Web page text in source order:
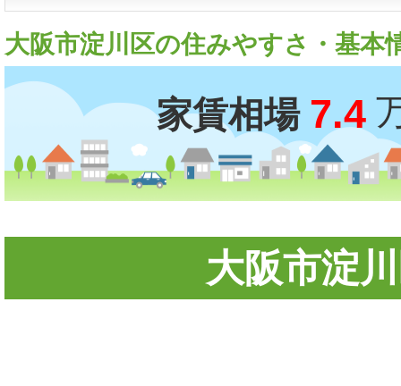
大阪市淀川区の住みやすさ・基本
家賃相場 7.4
大阪市淀